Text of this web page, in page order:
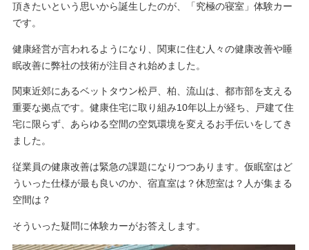
頂きたいという思いから誕生したのが、「究極の寝室」体験カー
です。
健康経営が言われるようになり、関東に住む人々の健康改善や睡
眠改善に弊社の技術が注目され始めました。
関東近郊にあるベットタウン松戸、柏、流山は、都市部を支える
重要な拠点です。健康住宅に取り組み10年以上が経ち、戸建て住
宅に限らず、あらゆる空間の空気環境を変えるお手伝いをしてき
ました。
従業員の健康改善は緊急の課題になりつつあります。仮眠室はど
ういった仕様が最も良いのか、宿直室は？休憩室は？人が集まる
空間は？
そういった疑問に体験カーがお答えします。